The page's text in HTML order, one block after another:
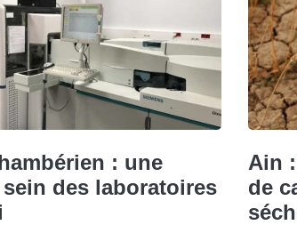
: une
des laboratoires
Ain
de